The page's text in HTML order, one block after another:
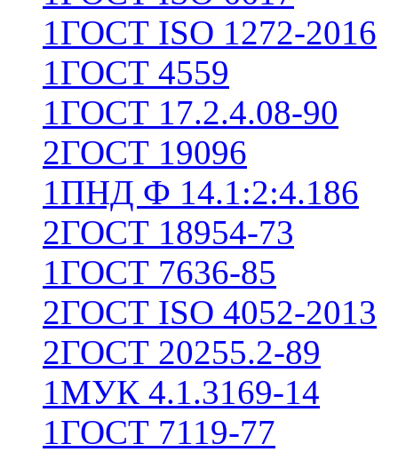
1ГОСТ ISO 1272-2016
1ГОСТ 4559
1ГОСТ 17.2.4.08-90
2ГОСТ 19096
1ПНД Ф 14.1:2:4.186
2ГОСТ 18954-73
1ГОСТ 7636-85
2ГОСТ ISO 4052-2013
2ГОСТ 20255.2-89
1МУК 4.1.3169-14
1ГОСТ 7119-77